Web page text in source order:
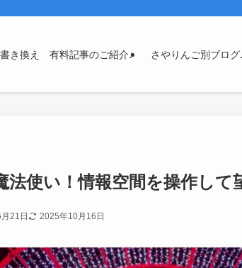
き換え 有料記事のご紹介♪ さやりんご別ブログ
法使い！情報空間を操作して
21日 2025年10月16日